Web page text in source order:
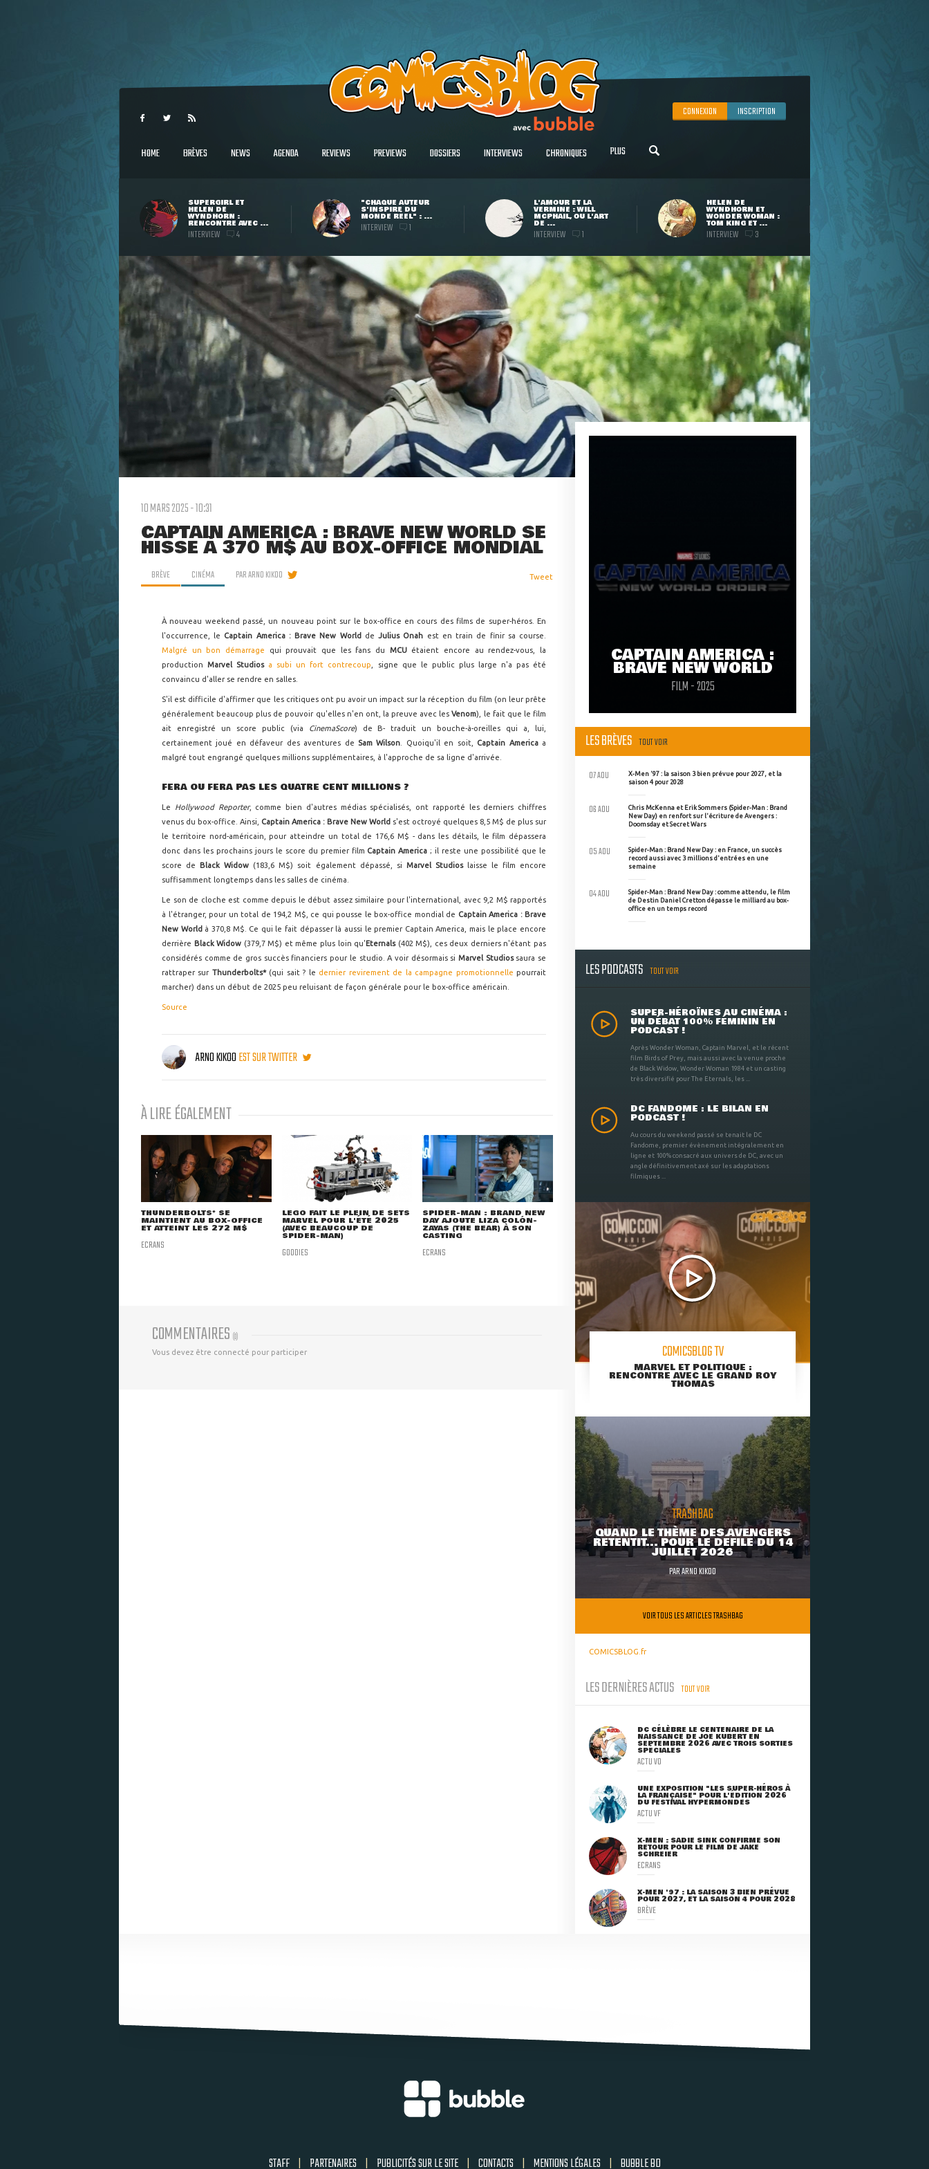
CONNEXION INSCRIPTION
HOME BRÈVES NEWS AGENDA REVIEWS PREVIEWS DOSSIERS INTERVIEWS CHRONIQUES PLUS
SUPERGIRL ET
HELEN DE
WYNDHORN :
RENCONTRE AVEC ...
INTERVIEW 4
"CHAQUE AUTEUR
S'INSPIRE DU
MONDE RÉEL" : ...
INTERVIEW 1
L'AMOUR ET LA
VERMINE : WILL
MCPHAIL, OU L'ART
DE ...
INTERVIEW 1
HELEN DE
WYNDHORN ET
WONDER WOMAN :
TOM KING ET ...
INTERVIEW 3
10 MARS 2025 - 10:31
CAPTAIN AMERICA : BRAVE NEW WORLD SE
HISSE À 370 M$ AU BOX-OFFICE MONDIAL
BRÈVE CINÉMA PARARNO KIKOO Tweet
À nouveau weekend passé, un nouveau point sur le box-office en cours des films de super-héros. En
l'occurrence, le Captain America : Brave New World deJulius Onah est en train de finir sa course.
Malgré un bon démarrage
qui prouvait que les fans du MCU étaient encore au rendez-vous, la
productionMarvel Studios a subi un fort contrecoup
, signe que le public plus large n'a pas été
convaincu d'aller se rendre en salles.
S'il est difficile d'affirmer que les critiques ont pu avoir un impact sur la réception du film (on leur prête
généralement beaucoup plus de pouvoir qu'elles n'en ont, la preuve avec lesVenom), le fait que le film
ait enregistré un score public (via
CinemaScore) de B- traduit un bouche-à-oreilles qui a, lui,
certainement joué en défaveur des aventures de Sam Wilson . Quoiqu'il en soit, Captain America a
malgré tout engrangé quelques millions supplémentaires, à l'approche de sa ligne d'arrivée.
FERA OU FERA PAS LES QUATRE CENT MILLIONS ?
Le Hollywood Reporter, comme bien d'autres médias spécialisés, ont rapporté les derniers chiffres
venus du box-office. Ainsi, Captain America : Brave New World s'est octroyé quelques 8,5 M$ de plus sur
le territoire nord-américain, pour atteindre un total de 176,6 M$ - dans les détails, le film dépassera
donc dans les prochains jours le score du premier film Captain America ; il reste une possibilité que le
score de
Black Widow (183,6 M$) soit également dépassé, si Marvel Studios
laisse le film encore
suffisamment longtemps dans les salles de cinéma.
Le son de cloche est comme depuis le début assez similaire pour l'international, avec 9,2 M$ rapportés
à l'étranger, pour un total de 194,2 M$, ce qui pousse le box-office mondial de Captain America : Brave
New World à 370,8 M$. Ce qui le fait dépasser là aussi le premier Captain America, mais le place encore
derrière Black Widow (379,7 M$) et même plus loin qu' Eternals (402 M$), ces deux derniers n'étant pas
considérés comme de gros succès financiers pour le studio. A voir désormais si Marvel Studios saura se
rattraper sur Thunderbolts* (qui sait ? le dernier revirement de la campagne promotionnelle pourrait
marcher) dans un début de 2025 peu reluisant de façon générale pour le box-office américain.
Source
ARNO KIKOOEST SUR TWITTER
À LIRE ÉGALEMENT
THUNDERBOLTS* SE
MAINTIENT AU BOX-OFFICE
ET ATTEINT LES 272 M$
ECRANS
LEGO FAIT LE PLEIN DE SETS
MARVEL POUR L'ÉTÉ 2025
(AVEC BEAUCOUP DE
SPIDER-MAN)
GOODIES
SPIDER-MAN : BRAND NEW
DAY AJOUTE LIZA COLÓN-
ZAYAS (THE BEAR) À SON
CASTING
ECRANS
COMMENTAIRES (0)
Vous devez être connecté pour participer
CAPTAIN AMERICA :
BRAVE NEW WORLD
FILM - 2025
LES BRÈVES TOUT VOIR
X-Men '97 : la saison 3 bien prévue pour 2027, et la
saison 4 pour 2028
07 AOU
Chris McKenna et Erik Sommers (Spider-Man : Brand
New Day) en renfort sur l'écriture de Avengers :
Doomsday et Secret Wars
06 AOU
Spider-Man : Brand New Day : en France, un succès
record aussi avec 3 millions d'entrées en une
semaine
05 AOU
Spider-Man : Brand New Day : comme attendu, le film
de Destin Daniel Cretton dépasse le milliard au box-
office en un temps record
04 AOU
LES PODCASTS TOUT VOIR
SUPER-HÉROÏNES AU CINÉMA :
UN DÉBAT 100% FÉMININ EN
PODCAST !
Après Wonder Woman, Captain Marvel, et le récent
film Birds of Prey, mais aussi avec la venue proche
de Black Widow, Wonder Woman 1984 et un casting
très diversifié pour The Eternals, les ...
DC FANDOME : LE BILAN EN
PODCAST !
Au cours du weekend passé se tenait le DC
Fandome, premier évènement intégralement en
ligne et 100% consacré aux univers de DC, avec un
angle définitivement axé sur les adaptations
filmiques ...
COMICSBLOG TV
MARVEL ET POLITIQUE :
RENCONTRE AVEC LE GRAND ROY
THOMAS
TRASHBAG
QUAND LE THÈME DES AVENGERS
RETENTIT... POUR LE DÉFILÉ DU 14
JUILLET 2026
PARARNO KIKOO
VOIR TOUS LES ARTICLES TRASHBAG
COMICSBLOG.fr
LES DERNIÈRES ACTUS TOUT VOIR
DC CÉLÈBRE LE CENTENAIRE DE LA
NAISSANCE DE JOE KUBERT EN
SEPTEMBRE 2026 AVEC TROIS SORTIES
SPÉCIALES
ACTU VO
UNE EXPOSITION "LES SUPER-HÉROS À
LA FRANÇAISE" POUR L'ÉDITION 2026
DU FESTIVAL HYPERMONDES
ACTU VF
X-MEN : SADIE SINK CONFIRME SON
RETOUR POUR LE FILM DE JAKE
SCHREIER
ECRANS
X-MEN '97 : LA SAISON 3 BIEN PRÉVUE
POUR 2027, ET LA SAISON 4 POUR 2028
BRÈVE
STAFF | PARTENAIRES | PUBLICITÉS SUR LE SITE | CONTACTS | MENTIONS LÉGALES | BUBBLE BD